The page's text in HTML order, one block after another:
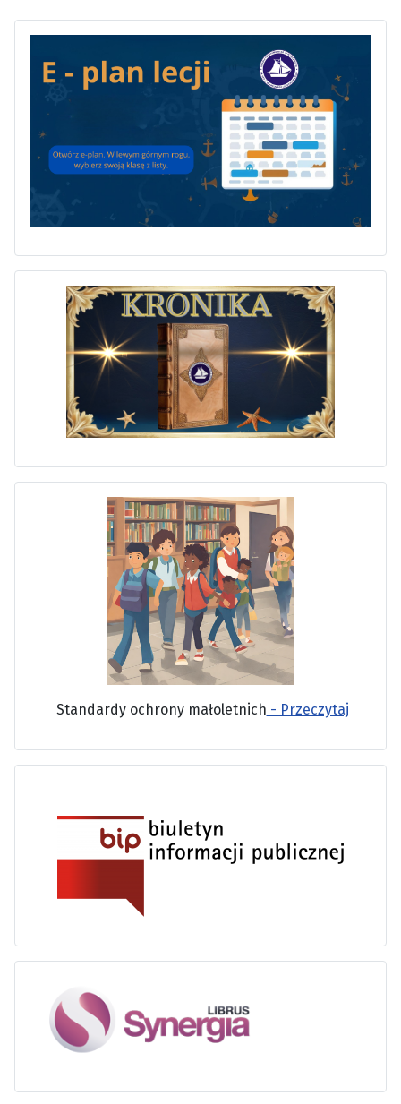
Standardy ochrony małoletnich - Przeczytaj